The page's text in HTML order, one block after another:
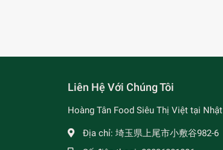
Liên Hệ Với Chúng Tôi
Hoàng Tân Food Siêu Thị Việt tại Nhật
Địa chỉ: 埼玉県上尾市小敷谷982-6